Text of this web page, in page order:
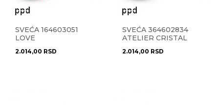
SVEĆA 164603051
LOVE
2.014,00 RSD
SVEĆA 364602834
ATELIER CRISTAL
2.014,00 RSD